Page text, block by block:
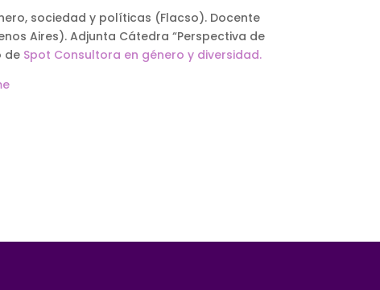
sociedad y políticas (Flacso). Docente
Aires). Adjunta Cátedra “Perspectiva de
de Spot Consultora en género y diversidad.